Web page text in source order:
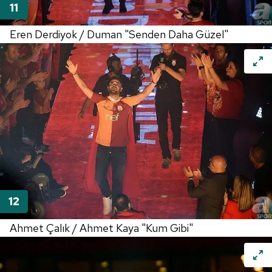
Eren Derdiyok / Duman "Senden Daha Güzel"
Ahmet Çalık / Ahmet Kaya "Kum Gibi"